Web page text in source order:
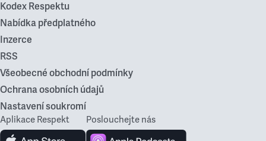
Kodex Respektu
Nabídka předplatného
Inzerce
RSS
Všeobecné obchodní podmínky
Ochrana osobních údajů
Nastavení soukromí
Aplikace Respekt Poslouchejte nás